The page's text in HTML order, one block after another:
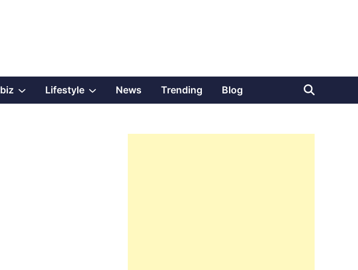
ShowLifestyle ShowNews Trending Blog